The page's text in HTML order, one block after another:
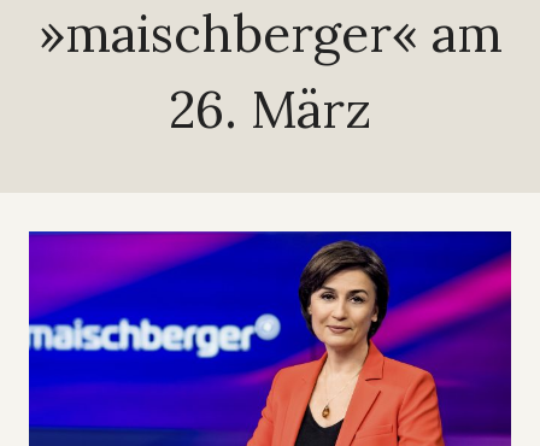
»maischberger« am
26. März